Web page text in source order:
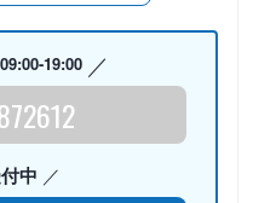
09:00-19:00
中